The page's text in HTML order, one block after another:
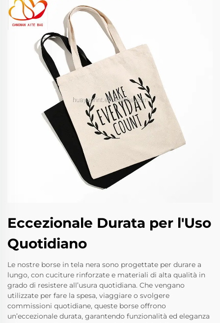
Eccezionale Durata per l'Uso
Quotidiano
Le nostre borse in tela nera sono progettate per durare a
lungo, con cuciture rinforzate e materiali di alta qualità in
grado di resistere all’usura quotidiana. Che vengano
utilizzate per fare la spesa, viaggiare o svolgere
commissioni quotidiane, queste borse offrono
un’eccezionale durata, garantendo funzionalità ed eleganza